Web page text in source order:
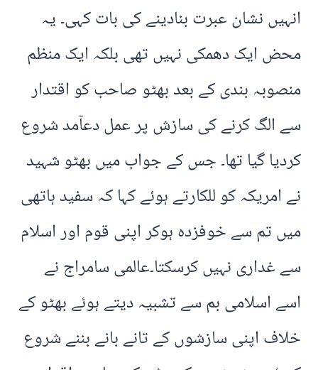
انہیں نشان عبرت بنادینے کی بات کہی۔ یہ
محض ایک دھمکی نہیں تھی بلکہ ایک منظم
منصوبہ بندی کے بعد بھٹو صاحب کو اقتدار
سے الگ کرنے کی سازش پر عمل دعآمد شروع
کردیا گیا تھا۔ جس کے جواب میں بھٹو شہید
نے امریکہ کو للکارتے ہوئے کہا کہ سفید ہاتھی
میں تم سے خوفزدہ ہوکر اپنی قوم اور اسلام
سے غداری نہیں کرسکتا۔عالمی سامراج نے
اسے اسلامی بم سے تشبیہ دیتے ہوئے بھٹو کے
خلاف اپنی سازشوں کے تانے بانے بننے شروع